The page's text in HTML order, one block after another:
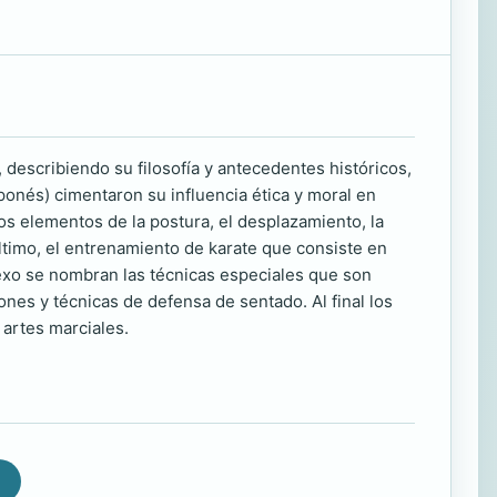
su filosofía y antecedentes históricos,
cimentaron su influencia ética y moral en
elementos de la postura, el desplazamiento, la
el entrenamiento de karate que consiste en
se nombran las técnicas especiales que son
y técnicas de defensa de sentado. Al final los
marciales.